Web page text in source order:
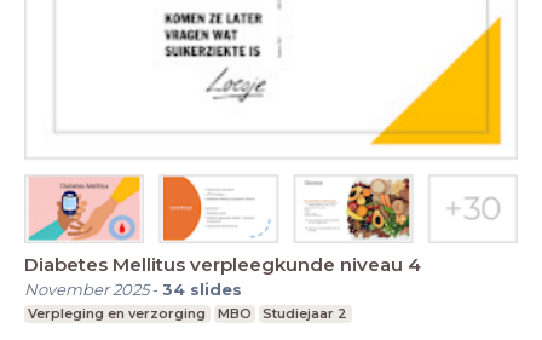
Diabetes Mellitus verpleegkunde niveau 4
November 2025-34 slides
Verpleging en verzorging MBO Studiejaar 2